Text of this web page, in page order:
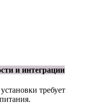
и интеграции
требует